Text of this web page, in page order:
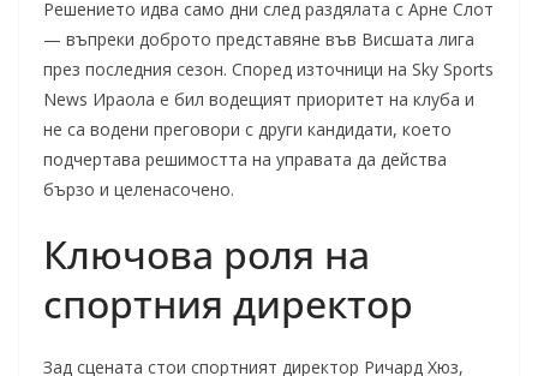
Решението идва само дни след раздялата с Арне Слот
— въпреки доброто представяне във Висшата лига
през последния сезон. Според източници на Sky Sports
News Ираола е бил водещият приоритет на клуба и
не са водени преговори с други кандидати, което
подчертава решимостта на управата да действa
бързо и целенасочено.
Ключова роля на
спортния директор
Зад сцената стои спортният директор Ричард Хюз,